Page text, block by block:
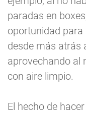
paradas en
oportunidad para
desde más atrás
aprovechando al
con aire limpio.
El hecho de